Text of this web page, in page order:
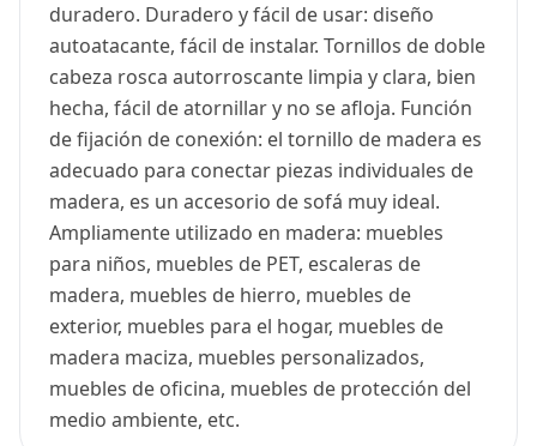
duradero. Duradero y fácil de usar: diseño
autoatacante, fácil de instalar. Tornillos de doble
cabeza rosca autorroscante limpia y clara, bien
hecha, fácil de atornillar y no se afloja. Función
de fijación de conexión: el tornillo de madera es
adecuado para conectar piezas individuales de
madera, es un accesorio de sofá muy ideal.
Ampliamente utilizado en madera: muebles
para niños, muebles de PET, escaleras de
madera, muebles de hierro, muebles de
exterior, muebles para el hogar, muebles de
madera maciza, muebles personalizados,
muebles de oficina, muebles de protección del
medio ambiente, etc.